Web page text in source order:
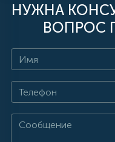
НУЖНА
ВОПРОС